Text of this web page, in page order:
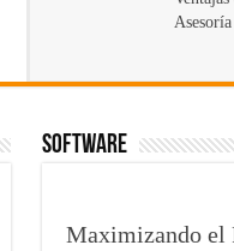
Software
Maximizando el